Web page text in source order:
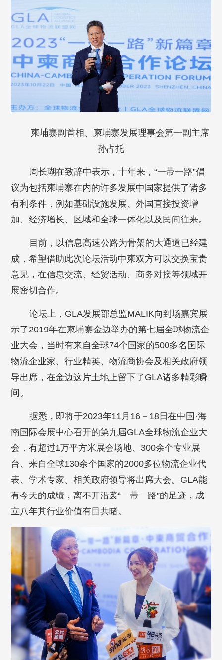
柬埔寨副首相、柬埔寨发展理事会第一副主席
孙占托
周长瑚在致辞中表示，十年来，“一带一路”倡
议为包括柬埔寨在内的许多发展中国家提供了诸多
有利条件，例如基础设施发展、外国直接投资增
加、经济增长、区域和全球一体化以及民间往来。
目前，以信息高速公路为骨架的大通道已经建
成，希望借助此次论坛活动中柬双方可以交换宝贵
意见，在信息交流、经贸活动、商务对接等领域开
展密切合作。
论坛上，GLA发展部总监MALIK向到场嘉宾展
示了2019年在柬埔寨金边举办的第七届全球物流企
业大会，当时有来自全球74个国家的500多名国际
物流企业家、行业精英、物流商协会及相关政府领
导出席，在金边这片土地上留下了GLA诸多精彩瞬
间。
据悉，即将于2023年11月16－18日在中国·海
南国际会展中心召开的第九届GLA全球物流企业大
会，有超过1万平方米展会场地、300余个专业展
台、来自全球130余个国家的2000多位物流企业代
表、学术专家、相关政府领导将出席大会。GLA能
有今天的成绩，离不开沿袭“一带一路”的足迹，成
立八年其行业价值有目共睹。